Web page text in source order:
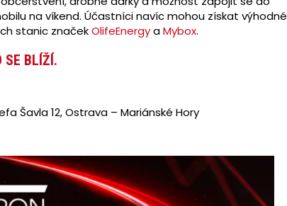
na víkend. Účastníci navíc mohou získat výhodné
stanic značekOlifeEnergyaMybox.
SE BLÍŽÍ.
Šavla 12, Ostrava – Mariánské Hory